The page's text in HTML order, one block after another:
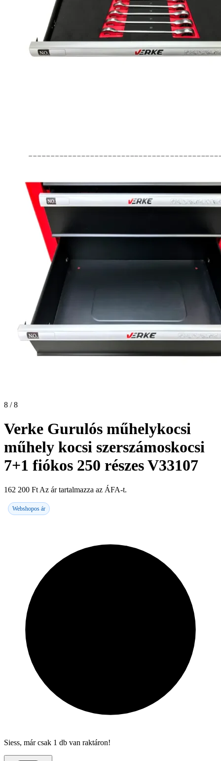
8 / 8
Verke Gurulós műhelykocsi
műhely kocsi szerszámoskocsi
7+1 fiókos 250 részes V33107
162 200 Ft Az ár tartalmazza az ÁFA-t.
Webshopos ár
Siess, már csak 1 db van raktáron!